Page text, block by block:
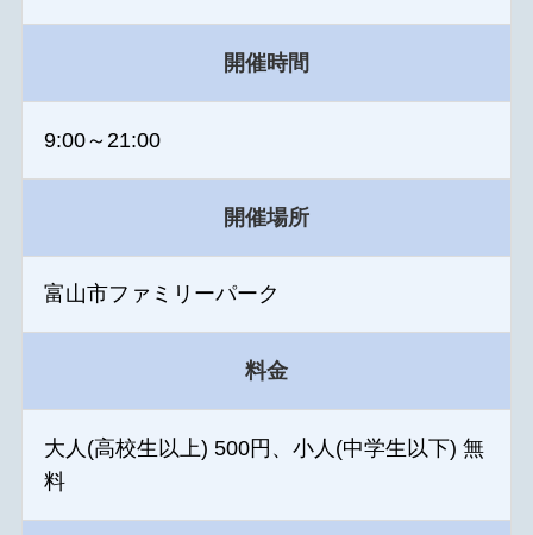
開催時間
9:00～21:00
開催場所
富山市ファミリーパーク
料金
大人(高校生以上) 500円、小人(中学生以下) 無
料